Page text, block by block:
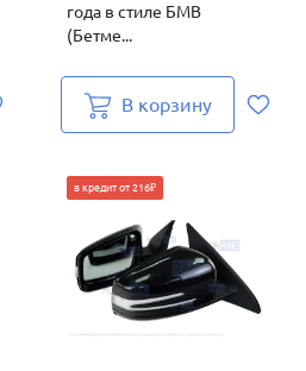
года в стиле БМВ
(Бетме...
В корзину
в кредит от 216₽